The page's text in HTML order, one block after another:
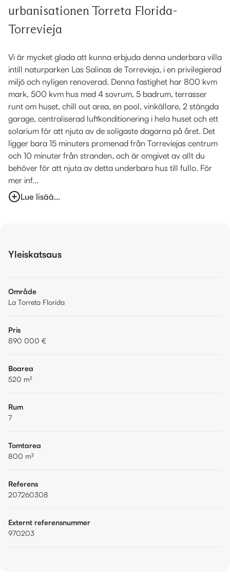
urbanisationen Torreta Florida-
Torrevieja
Vi är mycket glada att kunna erbjuda denna underbara villa
intill naturparken Las Salinas de Torrevieja, i en privilegierad
miljö och nyligen renoverad. Denna fastighet har 800 kvm
mark, 500 kvm hus med 4 sovrum, 5 badrum, terrasser
runt om huset, chill out area, en pool, vinkällare, 2 stängda
garage, centraliserad luftkonditionering i hela huset och ett
solarium för att njuta av de soligaste dagarna på året. Det
ligger bara 15 minuters promenad från Torreviejas centrum
och 10 minuter från stranden, och är omgivet av allt du
behöver för att njuta av detta underbara hus till fullo. För
mer inf...
Lue lisää...
Yleiskatsaus
Område
La Torreta Florida
Pris
890 000 €
Boarea
520 m²
Rum
7
Tomtarea
800 m²
Referens
207260308
Externt referensnummer
970203